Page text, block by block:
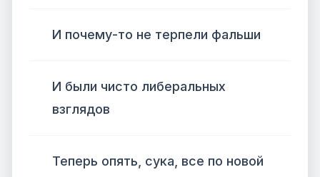
И почему-то не терпели фальши
И были чисто либеральных
взглядов
Теперь опять, сука, все по новой